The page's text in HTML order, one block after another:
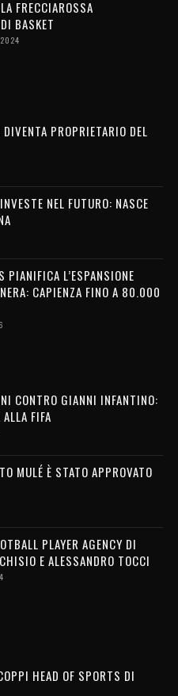
FRECCIAROSSA
BASKET
2024
DIVENTA PROPRIETARIO DEL
NEL FUTURO: NASCE
PIANIFICA L’ESPANSIONE
CAPIENZA FINO A 80.000
CONTRO GIANNI INFANTINO:
FIFA
MULÉ È STATO APPROVATO
PLAYER AGENCY DI
E ALESSANDRO TOCCI
HEAD OF SPORTS DI